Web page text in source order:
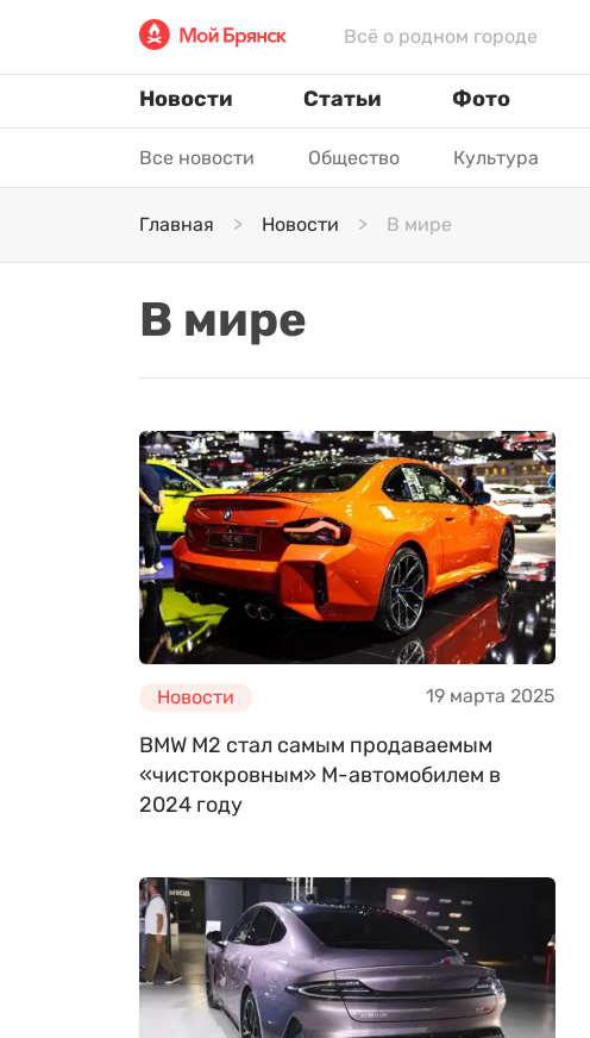
Всё о родном городе
Новости Статьи Фото
Все новости Общество Культура
Главная Новости В мире
В мире
Новости 19 марта 2025
BMW M2 стал самым продаваемым
«чистокровным» M-автомобилем в
2024 году